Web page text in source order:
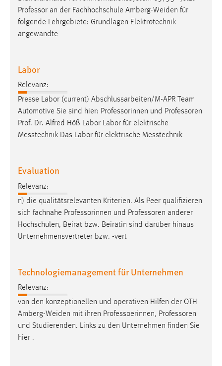
Professor an der Fachhochschule Amberg-Weiden für
folgende Lehrgebiete: Grundlagen Elektrotechnik
angewandte
Labor
Relevanz:
Presse Labor (current) Abschlussarbeiten/M-APR Team
Automotive Sie sind hier: Professorinnen und Professoren
Prof. Dr. Alfred Höß Labor Labor für elektrische
Messtechnik Das Labor für elektrische Messtechnik
Evaluation
Relevanz:
n) die qualitätsrelevanten Kriterien. Als Peer qualifizieren
sich fachnahe Professorinnen und Professoren anderer
Hochschulen, Beirat bzw. Beirätin sind darüber hinaus
Unternehmensvertreter bzw. -vert
Technologiemanagement für Unternehmen
Relevanz:
von den konzeptionellen und operativen Hilfen der OTH
Amberg-Weiden mit ihren Professoerinnen, Professoren
und Studierenden. Links zu den Unternehmen finden Sie
hier .